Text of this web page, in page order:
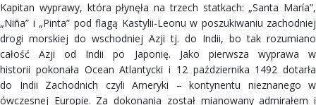
Kapitan wyprawy, która płynęła na trzech statkach: „Santa María”,
„Niña” i „Pinta” pod flagą Kastylii-Leonu w poszukiwaniu zachodniej
drogi morskiej do wschodniej Azji tj. do Indii, bo tak rozumiano
całość Azji od Indii po Japonię. Jako pierwsza wyprawa w
historii pokonała Ocean Atlantycki i 12 października 1492 dotarła
do Indii Zachodnich czyli Ameryki – kontynentu nieznanego w
ówczesnej Europie. Za dokonania został mianowany admirałem i